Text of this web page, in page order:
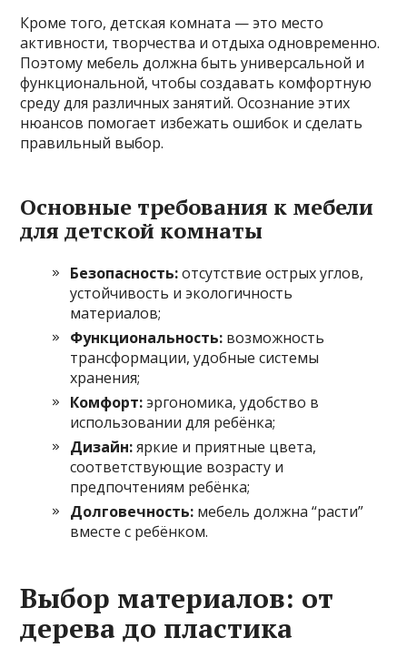
Кроме того, детская комната — это место
активности, творчества и отдыха одновременно.
Поэтому мебель должна быть универсальной и
функциональной, чтобы создавать комфортную
среду для различных занятий. Осознание этих
нюансов помогает избежать ошибок и сделать
правильный выбор.
Основные требования к мебели
для детской комнаты
Безопасность:отсутствие острых углов,
устойчивость и экологичность
материалов;
Функциональность: возможность
трансформации, удобные системы
хранения;
Комфорт:эргономика, удобство в
использовании для ребёнка;
Дизайн:яркие и приятные цвета,
соответствующие возрасту и
предпочтениям ребёнка;
Долговечность: мебель должна “расти”
вместе с ребёнком.
Выбор материалов: от
дерева до пластика